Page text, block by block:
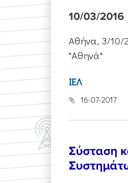
10/03/2016
Αθήνα, 3/10/
"Αθηνά"
ΙΕΛ
16-07-2017
Σύσταση